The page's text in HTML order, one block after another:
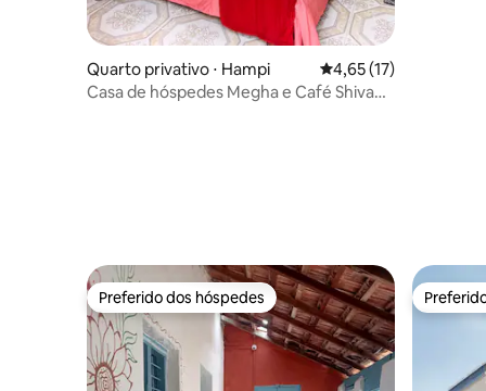
Quarto privativo ⋅ Hampi 4,65 de uma avaliação
4,65 (17)
Casa de hóspedes Megha e Café Shiva
Preferido dos hóspedes
Preferido dos hóspedes